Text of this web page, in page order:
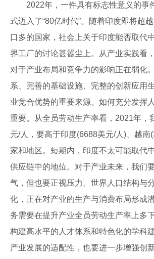
2022年，一件具有标志性意义的事
式迈入了“80亿时代”。随着印度即将超
口多的国家，社会上关于印度能否取代
界工厂的讨论甚嚣尘上。从产业实践看
对于产业布局和竞争力的影响正在弱化
系、完善的基础设施、完整的创新应用
业竞合优势的重要来源。如何充分发挥
重要。从全员劳动生产率看，2021年，
元/人，要高于印度(6688美元/人)、越南
家和地区。短期内，印度不太可能取代
供应链中的地位。对于产业未来，我们
气，但也要正视压力。世界人口结构与
化，正在对产业的生产与消费布局形成
务需要在提升产业全员劳动生产率上多
构建高水平的人才体系和特色化的学科
产业发展的适配性，也要进一步增强创